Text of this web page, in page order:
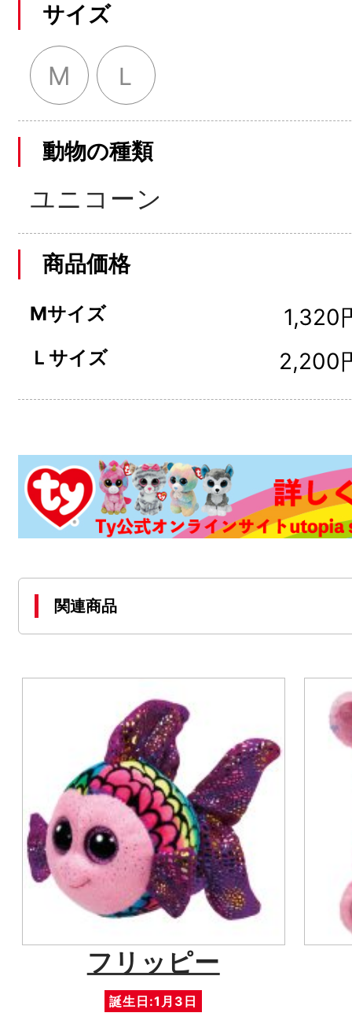
サイズ
M Ｌ
動物の種類
ユニコーン
商品価格
Mサイズ 1,320
Ｌサイズ 2,200
関連商品
フリッピー
誕生日:1月3日